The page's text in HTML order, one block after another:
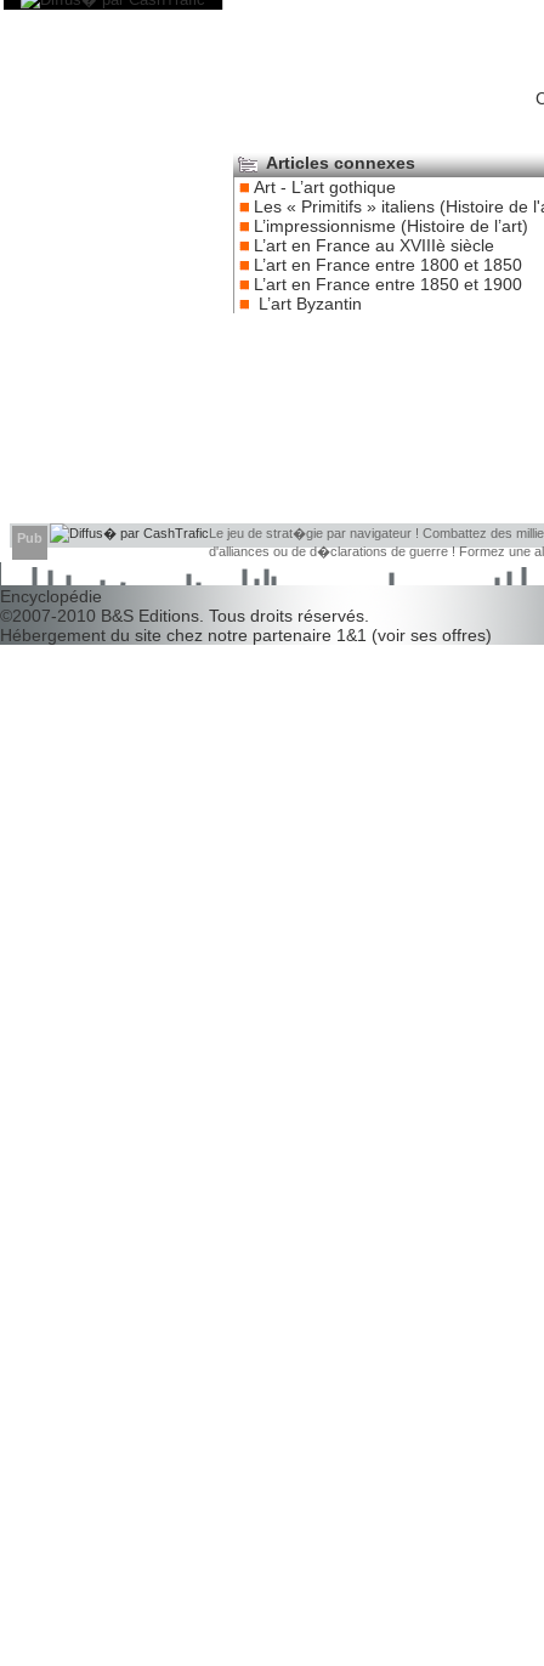
Articles connexes
Art - L’art gothique
Les « Primitifs » italiens (Histoire de
L’impressionnisme (Histoire de l’art)
L’art en France au XVIIIè siècle
L’art en France entre 1800 et 1850
L’art en France entre 1850 et 1900
L’art Byzantin
Pub
Le jeu de strat�gie par navigateur ! Combattez des
d'alliances ou de d�clarations de guerre ! Formez une
d�couvrir leurs faiblesses !
Encyclopédie
©2007-2010 B&S Editions . Tous droits réservés.
Hébergement du site chez notre partenaire 1&1 (voir ses offres)